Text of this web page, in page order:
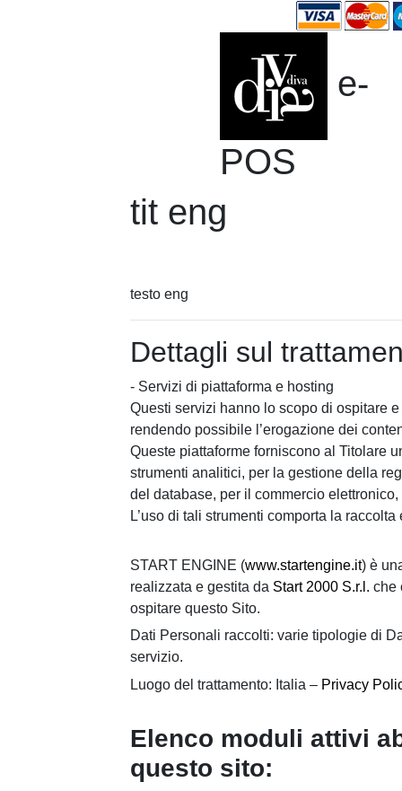
e-
POS
tit eng
testo eng
Dettagli sul
- Servizi di piattaforma e hosting
Questi servizi hanno lo scopo di ospitare
rendendo possibile l’erogazione dei
Queste piattaforme forniscono al Titolare
strumenti analitici, per la gestione della
del database, per il commercio
L’uso di tali strumenti comporta la
START ENGINE (www.startengine.it) è
realizzata e gestita da Start 2000 S.r.l. che
ospitare questo Sito.
Dati Personali raccolti: varie tipologie di
servizio.
Luogo del trattamento: Italia – Privacy
Elenco moduli attivi
questo sito: